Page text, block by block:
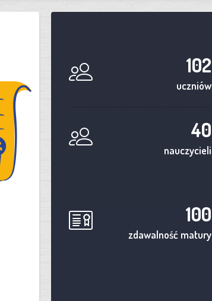
102
uczniów
40
nauczycieli
100
zdawalność matury